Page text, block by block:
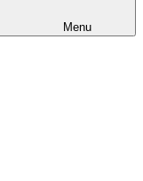
Menu